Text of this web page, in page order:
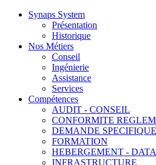
Synaps System
Présentation
Historique
Nos Métiers
Conseil
Ingénierie
Assistance
Services
Compétences
AUDIT - CONSEIL
CONFORMITE
DEMANDE SPECIFIQUE
FORMATION
HEBERGEMENT -
INFRASTRUCTURE